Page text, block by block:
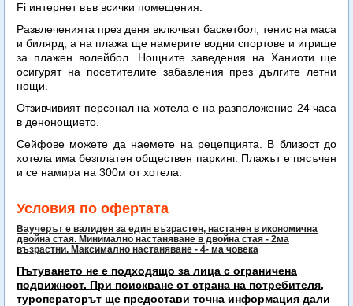
Fi интернет във всички помещения.
Развлеченията през деня включват баскетбол, тенис на маса
и билярд, а на плажа ще намерите водни спортове и игрище
за плажен волейбол. Нощните заведения на Ханиоти ще
осигурят на посетителите забавления през дългите летни
нощи.
Отзивчивият персонал на хотела е на разположение 24 часа
в денонощието.
Сейфове можете да наемете на рецепцията. В близост до
хотела има безплатен обществен паркинг. Плажът е пясъчен
и се намира на 300м от хотела.
Условия по офертата
Ваучерът е валиден за един възрастен, настанен в икономична
двойна стая. Минимално настаняване в двойна стая - 2ма
възрастни. Максимално настаняване - 4- ма човека
Пътуването не е подходящо за лица с ограничена
подвижност. При поискване от страна на потребителя,
туроператорът ще предостави точна информация дали